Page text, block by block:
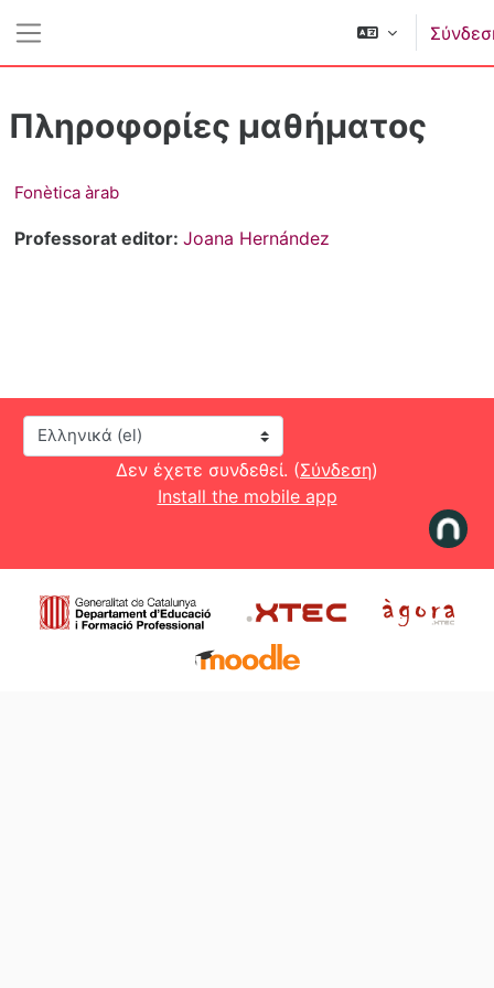
Πληροφορίες μαθήματος
Fonètica àrab
Professorat editor: Joana Hernández
Γλώσσα
Δεν έχετε συνδεθεί. (Σύνδεση)
Install the mobile app